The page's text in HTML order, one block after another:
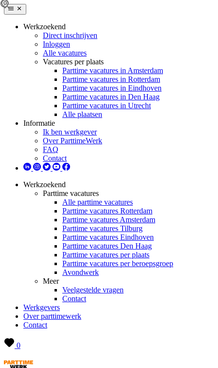
Werkzoekend
Direct inschrijven
Inloggen
Alle vacatures
Vacatures per plaats
Parttime vacatures in Amsterdam
Parttime vacatures in Rotterdam
Parttime vacatures in Eindhoven
Parttime vacatures in Den Haag
Parttime vacatures in Utrecht
Alle plaatsen
Informatie
Ik ben werkgever
Over ParttimeWerk
FAQ
Contact
Werkzoekend
Parttime vacatures
Alle parttime vacatures
Parttime vacatures Rotterdam
Parttime vacatures Amsterdam
Parttime vacatures Tilburg
Parttime vacatures Eindhoven
Parttime vacatures Den Haag
Parttime vacatures per plaats
Parttime vacatures per beroepsgroep
Avondwerk
Meer
Veelgestelde vragen
Contact
Werkgevers
Over parttimewerk
Contact
0